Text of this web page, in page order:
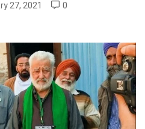
27, 2021
0